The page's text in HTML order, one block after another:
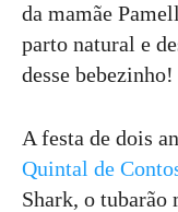
da mamãe
parto natural e
desse bebezinho!
A festa de dois
Quintal de
Shark, o tubarão